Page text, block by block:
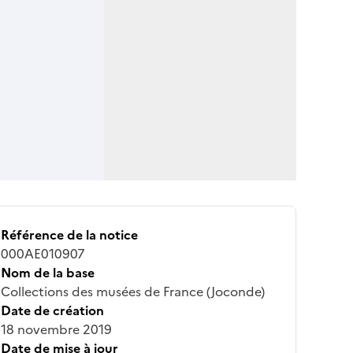
Référence de la notice
000AE010907
Nom de la base
Collections des musées de France (Joconde)
Date de création
18 novembre 2019
Date de mise à jour